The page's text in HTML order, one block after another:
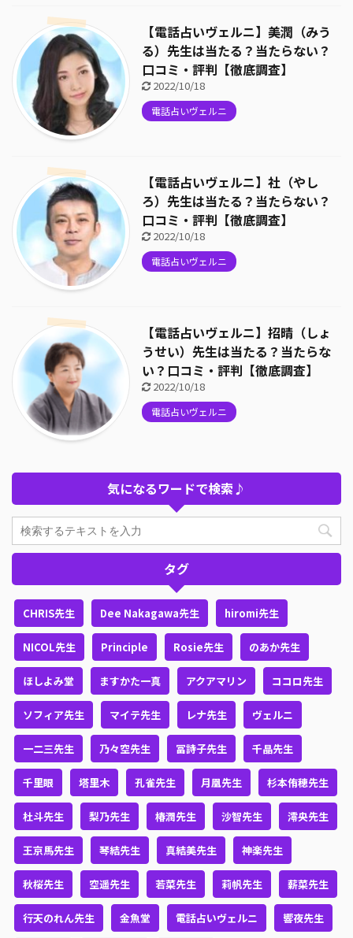
【電話占いヴェルニ】美潤（みう
る）先生は当たる？当たらない？
口コミ・評判【徹底調査】
2022/10/18
電話占いヴェルニ
【電話占いヴェルニ】社（やし
ろ）先生は当たる？当たらない？
口コミ・評判【徹底調査】
2022/10/18
電話占いヴェルニ
【電話占いヴェルニ】招晴（しょ
うせい）先生は当たる？当たらな
い？口コミ・評判【徹底調査】
2022/10/18
電話占いヴェルニ
気になるワードで検索♪
タグ
CHRIS先生 Dee Nakagawa先生 hiromi先生
NICOL先生 Principle Rosie先生 のあか先生
ほしよみ堂 ますかた一真 アクアマリン ココロ先生
ソフィア先生 マイテ先生 レナ先生 ヴェルニ
一二三先生 乃々空先生 冨詩子先生 千晶先生
千里眼 塔里木 孔雀先生 月凰先生 杉本侑穂先生
杜斗先生 梨乃先生 椿潤先生 沙智先生 澪央先生
王京馬先生 琴結先生 真結美先生 神楽先生
秋桜先生 空遥先生 若菜先生 莉帆先生 薪菜先生
行天のれん先生 金魚堂 電話占いヴェルニ 響夜先生